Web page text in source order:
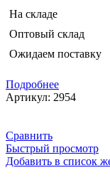
На складе
Оптовый склад
Ожидаем поставку
Подробнее
Артикул: 2954
Сравнить
Быстрый просмотр
Добавить в список